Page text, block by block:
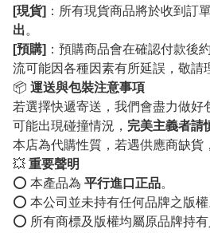
[現貨] ：所有現貨商品將於收到訂
出。
[預購] ：預購商品會在確認付款後約
流可能因各種因素有所延誤，敬請
📦 運送與包裝注意事項
若選擇快遞寄送，我們會盡力做好
可能出現碰撞情況， 完美主義者請
本店為代購性質，若遇供應商缺貨
💥 重要聲明
⭕️ 本產品為 平行進口正品。
⭕️ 本公司並未持有任何品牌之版權
⭕️ 所有商標及版權均屬原品牌持有